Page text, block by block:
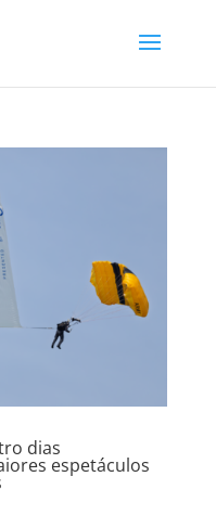
dias
espetáculos